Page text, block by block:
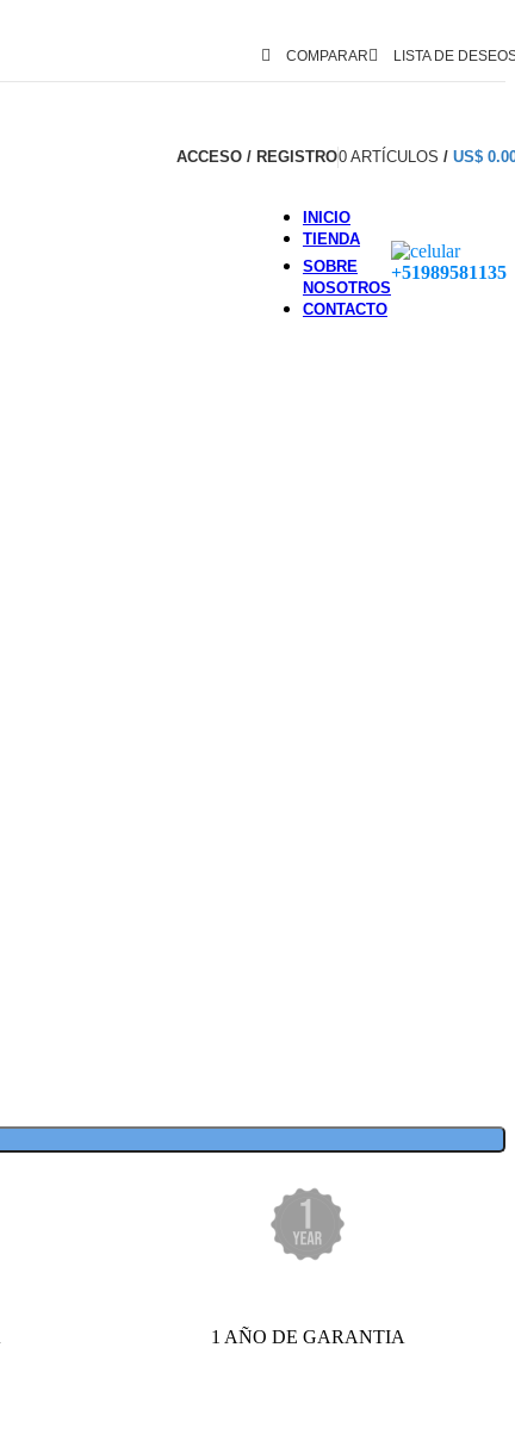
COMPARAR LISTA DE
ACCESO / REGISTRO0 ARTÍCULOS / US$
INICIO
TIENDA
SOBRE
NOSOTROS
CONTACTO
+51989581135
1 AÑO DE GARANTIA